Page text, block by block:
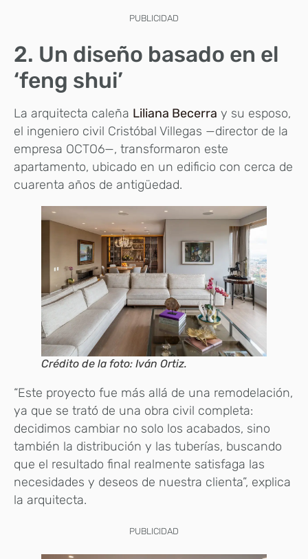
PUBLICIDAD
2. Un diseño basado en el
‘feng shui’
La arquitecta caleña Liliana Becerra y su esposo,
el ingeniero civil Cristóbal Villegas —director de la
empresa OCTO6—, transformaron este
apartamento, ubicado en un edificio con cerca de
cuarenta años de antigüedad.
Crédito de la foto: Iván Ortiz.
“Este proyecto fue más allá de una remodelación,
ya que se trató de una obra civil completa:
decidimos cambiar no solo los acabados, sino
también la distribución y las tuberías, buscando
que el resultado final realmente satisfaga las
necesidades y deseos de nuestra clienta”, explica
la arquitecta.
PUBLICIDAD